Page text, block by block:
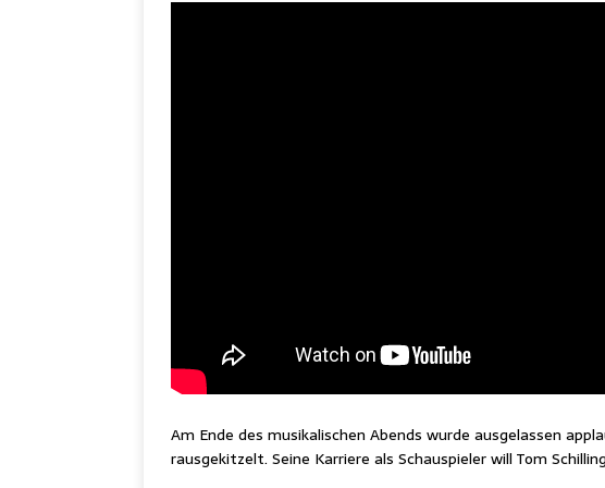
Am Ende des musikalischen Abends wurde ausgelassen
rausgekitzelt. Seine Karriere als Schauspieler will Tom